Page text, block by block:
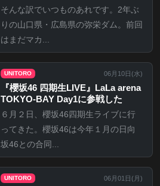
そんな訳でいつものあれです。2年ぶ
りの山口県・広島県の弥栄ダム。前回
はまだマカ...
UNITORO 06月10日(水)
『櫻坂46 四期生LIVE』LaLa arena
TOKYO-BAY Day1に参戦した
６月２日、櫻坂46四期生ライブに行
ってきた。櫻坂46は今年１月の日向
坂46との合同...
UNITORO 06月01日( 月)